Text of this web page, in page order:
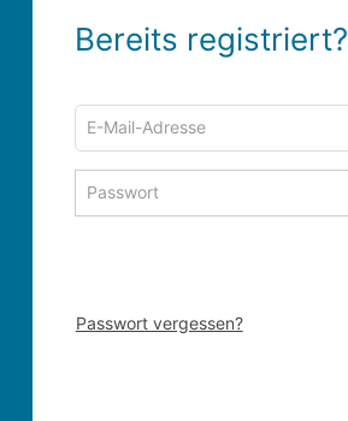
Bereits registriert?
Adresse
zum
Anmelden
Passwort vergessen?